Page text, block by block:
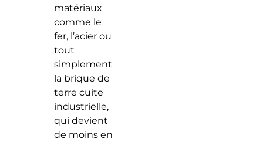
matériaux
comme le
fer, l’acier ou
tout
simplement
la brique de
terre cuite
industrielle,
qui devient
de moins en